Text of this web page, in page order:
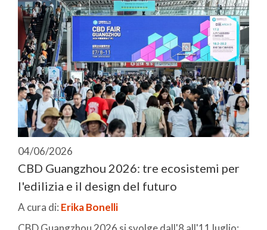
04/06/2026
CBD Guangzhou 2026: tre ecosistemi per
l'edilizia e il design del futuro
A cura di: Erika Bonelli